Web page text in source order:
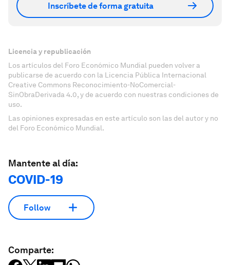
Inscríbete de forma gratuita
Licencia y republicación
Los artículos del Foro Económico Mundial pueden volver a
publicarse de acuerdo con la Licencia Pública Internacional
Creative Commons Reconocimiento-NoComercial-
SinObraDerivada 4.0, y de acuerdo con nuestras condiciones de
uso.
Las opiniones expresadas en este artículo son las del autor y no
del Foro Económico Mundial.
Mantente al día:
COVID-19
Follow
Comparte: